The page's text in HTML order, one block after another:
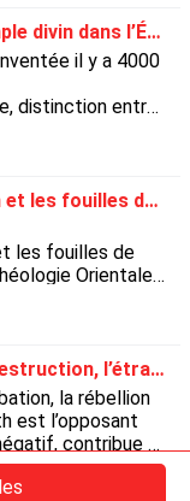
La symbolique du temple divin dans l’Égypte pharaonique
y a 4000
distinction entre
La muraille de Saladin et les fouilles de l’IFAO dans la ville du Caire
les fouilles de
Orientale
De la confusion à la destruction, l’étrange destin du dieu égyptien Seth
la rébellion
est l’opposant
contribue à